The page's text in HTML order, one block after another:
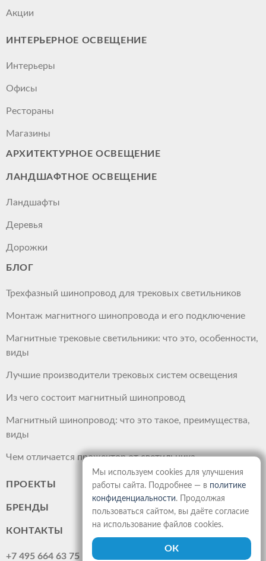
Акции
ИНТЕРЬЕРНОЕ ОСВЕЩЕНИЕ
Интерьеры
Офисы
Рестораны
Магазины
АРХИТЕКТУРНОЕ ОСВЕЩЕНИЕ
ЛАНДШАФТНОЕ ОСВЕЩЕНИЕ
Ландшафты
Деревья
Дорожки
БЛОГ
Трехфазный шинопровод для трековых светильников
Монтаж магнитного шинопровода и его подключение
Магнитные трековые светильники: что это, особенности,
виды
Лучшие производители трековых систем освещения
Из чего состоит магнитный шинопровод
Магнитный шинопровод: что это такое, преимущества,
виды
Чем отличается прожектор от светильника
ПРОЕКТЫ
БРЕНДЫ
КОНТАКТЫ
+7 495 664 63 75
Мы используем cookies для улучшения
работы сайта. Подробнее — в политике
конфиденциальности. Продолжая
пользоваться сайтом, вы даёте согласие
на использование файлов cookies.